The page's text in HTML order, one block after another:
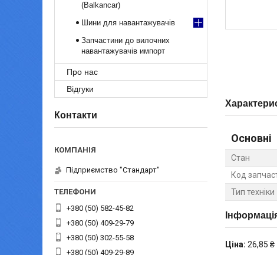
Основні
Стан
Код
Тип техніки
Ціна: 26,85 ₴
(Balkancar)
Шини для навантажувачів
Запчастини до вилочних
навантажувачів импорт
Про нас
Відгуки
Контакти
Підприємство "Стандарт"
+380 (50) 582-45-82
+380 (50) 409-29-79
+380 (50) 302-55-58
+380 (50) 409-29-89